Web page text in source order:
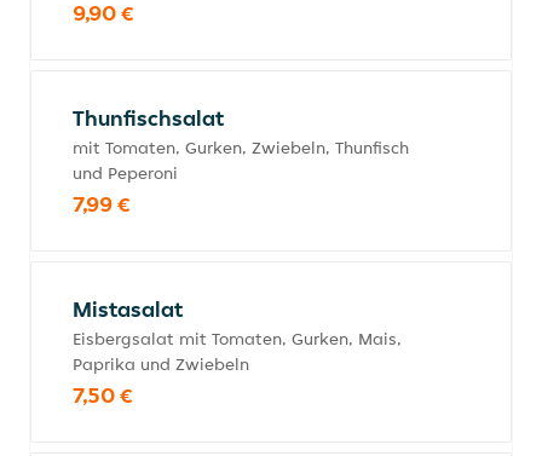
9,90 €
Thunfischsalat
mit Tomaten, Gurken, Zwiebeln, Thunfisch
und Peperoni
7,99 €
Mistasalat
Eisbergsalat mit Tomaten, Gurken, Mais,
Paprika und Zwiebeln
7,50 €